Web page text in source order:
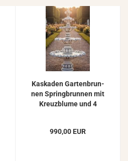
Kas­ka­den Gar­ten­brun­
nen Spring­brun­nen mit
Kreuz­blu­me und 4
990,00 EUR